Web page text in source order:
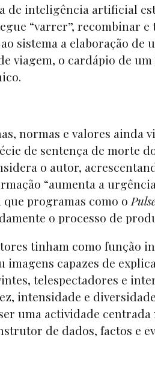
de inteligência artificial
“varrer”, recombinar
sistema a elaboração de
viagem, o cardápio de
normas e valores ainda
de sentença de morte
o autor,
“aumenta a
programas como o
o processo de
tinham como função
capazes de
telespectadores e
intensidade e
uma actividade
de dados, factos e